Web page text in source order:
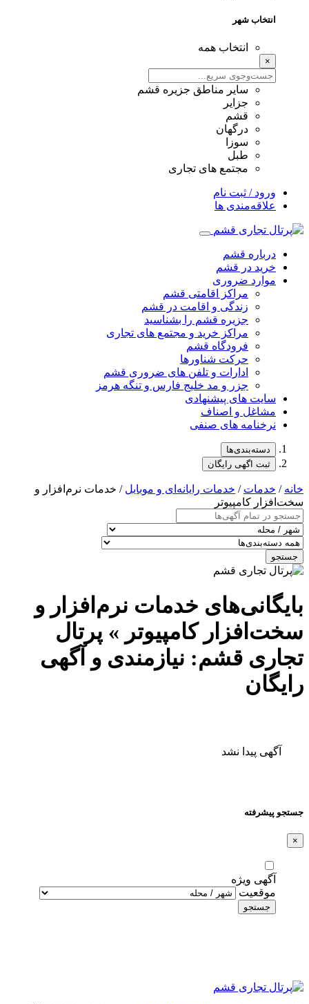
انتخاب شهر
انتخاب همه
×
سایر مناطق جزیره قشم
جزایر
قشم
درگهان
سوزا
طبل
مجتمع های تجاری
ورود / ثبت نام
علاقه‌مندی ها
درباره قشم
خرید در قشم
موارد ضروری
مراکز اقامتی قشم
زندگی و اقامت در قشم
جزیره قشم را بشناسید
مراکز خرید و مجتمع های تجاری
فرودگاه قشم
حرکت شناورها
ادارات و تلفن های ضروری قشم
جزر و مد خلیج فارس و تنگه هرمز
سایت های پیشنهادی
مشاغل و اصناف
نرخنامه های صنفی
دسته‌بندی‌ها
ثبت اگهی رایگان
خانه / خدمات / خدمات رایانه‌ای و موبایل / خدمات نرم‌افزار و
سخت‌افزار کامپیوتر
جستجو
بایگانی‌های خدمات نرم‌افزار و
سخت‌افزار کامپیوتر » پرتال
تجاری قشم: نیازمندی و آگهی
رایگان
آگهی پیدا نشد
جستجو پیشرفته
×
آگهی ویژه
موقعیت
جستجو